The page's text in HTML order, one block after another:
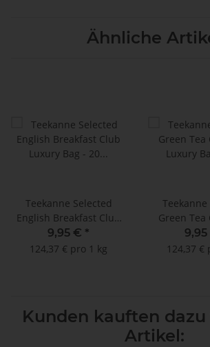
Ähnliche
Teekanne Selected
English Breakfast Club
Luxury Bag - 20
Kannenportionen à 4 g
9,95 € *
124,37 € pro 1 kg
Teekanne
Green Tea
Luxury
124,37 €
Kunden kauften
Artikel: